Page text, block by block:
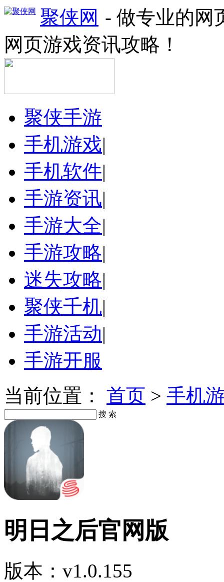
聚侠网 - 做专业的网
网页游戏资讯攻略！
聚侠手游
手机游戏|
手机软件|
手游资讯|
手游大全|
手游攻略|
迷失攻略|
聚侠千机|
手游活动|
手游开服
当前位置： 首页 > 手机
搜 索
明日之后官网版
版本：v1.0.155